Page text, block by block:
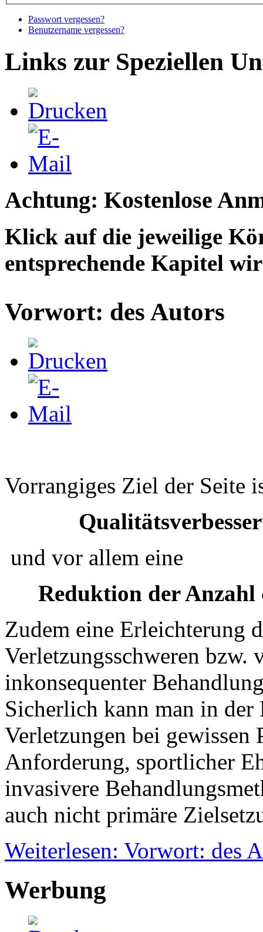
Passwort vergessen?
Benutzername vergessen?
Links zur Speziellen
Achtung: Kostenlose
Klick auf die jeweilige
entsprechende Kapitel
Vorwort: des Autors
Vorrangiges Ziel der Seite
und vor allem eine
Reduktion der Anzahl
Zudem eine Erleichterung
Verletzungsschweren bzw.
inkonsequenter
Sicherlich kann man in der
Verletzungen bei gewissen
Anforderung, sportlicher
invasivere
auch nicht primäre
Weiterlesen: Vorwort: des
Werbung